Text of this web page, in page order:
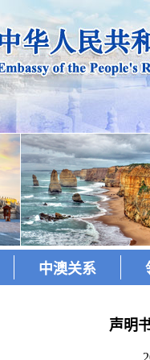
中澳关系
声明